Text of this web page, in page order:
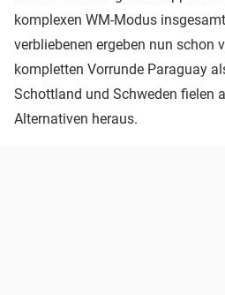
komplexen WM-Modus
verbliebenen ergeben nun schon
kompletten Vorrunde Paraguay
Schottland und Schweden fielen
Alternativen heraus.